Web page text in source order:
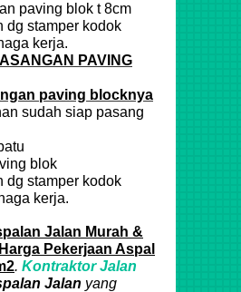
paving blok t 8cm
dg stamper kodok
kerja.
PAVING
paving blocknya
sudah siap pasang
blok
dg stamper kodok
kerja.
Jalan Murah &
Pekerjaan Aspal
. Kontraktor Jalan
Jalan yang